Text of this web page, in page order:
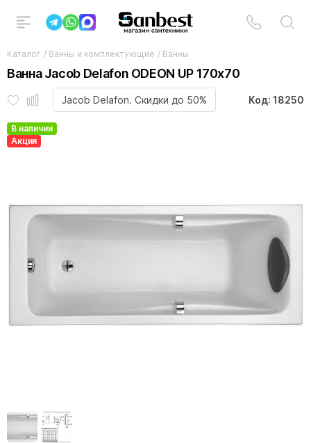
Каталог / Ванны и комплектующие / Ванны
Ванна Jacob Delafon ODEON UP 170х70
Jacob Delafon. Скидки до 50% Код: 18250
В наличии
Акция